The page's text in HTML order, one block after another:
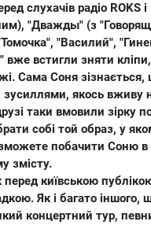
слухачів радіо ROKS
"Дважды" (з
"Василий",
встигли зняти
Сама Соня
зусиллями, якось вживу
таки вмовили зірку
собі той образ, у
побачити Соню в
змісту.
київською
Як і багато іншого,
концертний тур,